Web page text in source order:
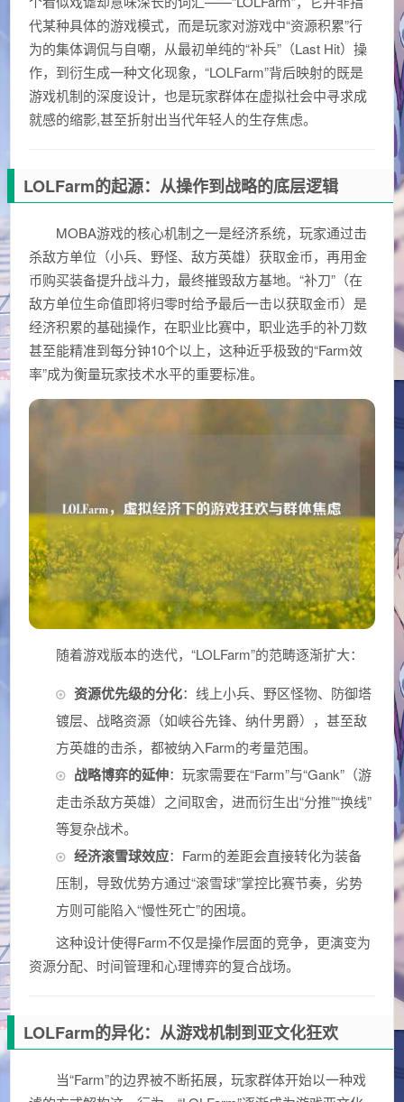
代某种具体的游戏模式，而是玩家对游戏中“资源积累”行
为的集体调侃与自嘲，从最初单纯的“补兵”（Last Hit）操
作，到衍生成一种文化现象，“LOLFarm”背后映射的既是
游戏机制的深度设计，也是玩家群体在虚拟社会中寻求成
就感的缩影,甚至折射出当代年轻人的生存焦虑。
LOLFarm的起源：从操作到战略的底层逻辑
MOBA游戏的核心机制之一是经济系统，玩家通过击
杀敌方单位（小兵、野怪、敌方英雄）获取金币，再用金
币购买装备提升战斗力，最终摧毁敌方基地。“补刀”（在
敌方单位生命值即将归零时给予最后一击以获取金币）是
经济积累的基础操作，在职业比赛中，职业选手的补刀数
甚至能精准到每分钟10个以上，这种近乎极致的“Farm效
率”成为衡量玩家技术水平的重要标准。
随着游戏版本的迭代，“LOLFarm”的范畴逐渐扩大：
资源优先级的分化：线上小兵、野区怪物、防御塔
镀层、战略资源（如峡谷先锋、纳什男爵），甚至敌
方英雄的击杀，都被纳入Farm的考量范围。
战略博弈的延伸：玩家需要在“Farm”与“Gank”（游
走击杀敌方英雄）之间取舍，进而衍生出“分推”“换线”
等复杂战术。
经济滚雪球效应：Farm的差距会直接转化为装备
压制，导致优势方通过“滚雪球”掌控比赛节奏，劣势
方则可能陷入“慢性死亡”的困境。
这种设计使得Farm不仅是操作层面的竞争，更演变为
资源分配、时间管理和心理博弈的复合战场。
LOLFarm的异化：从游戏机制到亚文化狂欢
当“Farm”的边界被不断拓展，玩家群体开始以一种戏